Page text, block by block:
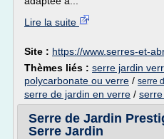
Lire la suite
Site : https://www.serres-et-
Thèmes liés : serre jardin
polycarbonate ou verre / serre
serre de jardin en verre /
Serre de Jardin
Serre Jardin